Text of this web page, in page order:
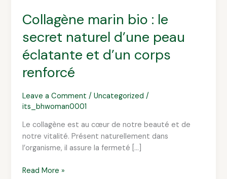
Collagène marin bio : le
secret naturel d’une peau
éclatante et d’un corps
renforcé
Leave a Comment /Uncategorized /
its_bhwoman0001
Le collagène est au cœur de notre beauté et de
notre vitalité. Présent naturellement dans
l’organisme, il assure la fermeté […]
Read More »